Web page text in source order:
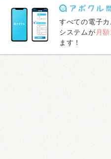
すべての電子
システムが 月
ます！